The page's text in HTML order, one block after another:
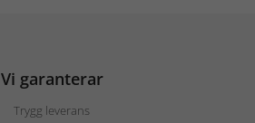
Vi garanterar
Trygg leverans